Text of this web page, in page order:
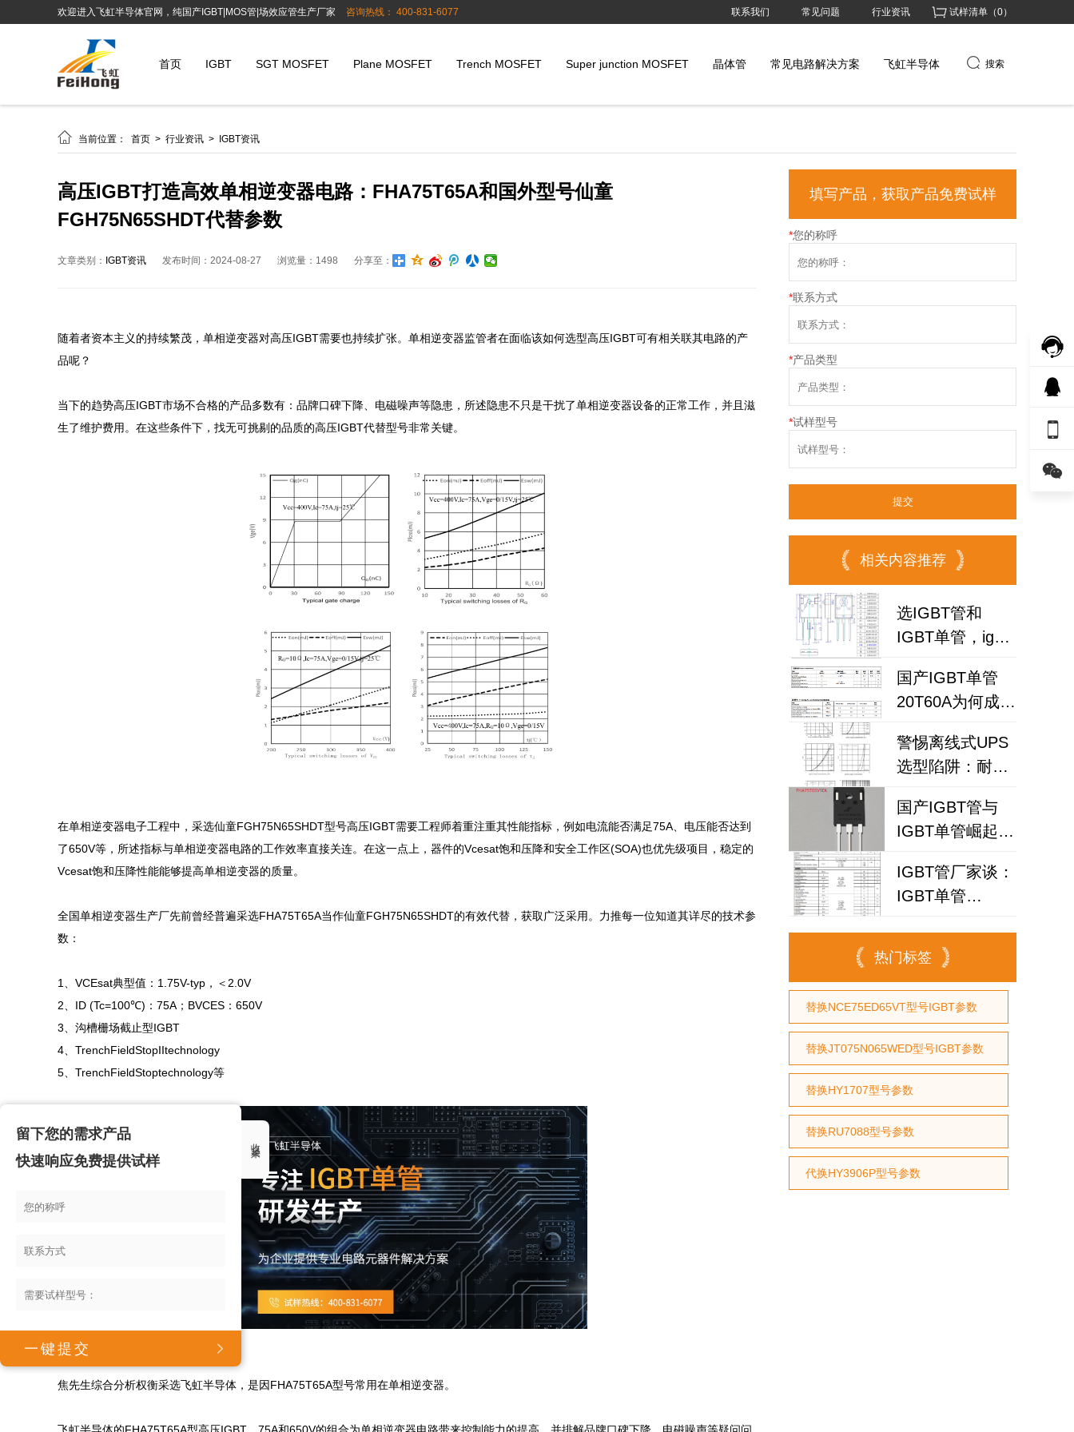
欢迎进入飞虹半导体官网，纯国产IGBT|MOS管|场效应管生产厂家 咨询热线： 400-831-6077 联系我们 常见问题 行业资讯 试样清单（0）
首页 IGBT SGT MOSFET Plane MOSFET Trench MOSFET Super junction MOSFET 晶体管 常见电路解决方案 飞虹半导体 搜索
 当前位置： 首页 > 行业资讯 > IGBT资讯
高压IGBT打造高效单相逆变器电路：FHA75T65A和国外型号仙童
FGH75N65SHDT代替参数
文章类别： IGBT资讯 发布时间：2024-08-27 浏览量：1498 分享至：
随着者资本主义的持续繁茂，单相逆变器对高压IGBT需要也持续扩张。单相逆变器监管者在面临该如何选型高压IGBT可有相关联其电路的产
品呢？
当下的趋势高压IGBT市场不合格的产品多数有：品牌口碑下降、电磁噪声等隐患，所述隐患不只是干扰了单相逆变器设备的正常工作，并且滋
生了维护费用。在这些条件下，找无可挑剔的品质的高压IGBT代替型号非常关键。
在单相逆变器电子工程中，采选仙童FGH75N65SHDT型号高压IGBT需要工程师着重注重其性能指标，例如电流能否满足75A、电压能否达到
了650V等，所述指标与单相逆变器电路的工作效率直接关连。在这一点上，器件的Vcesat饱和压降和安全工作区(SOA)也优先级项目，稳定的
Vcesat饱和压降性能能够提高单相逆变器的质量。
全国单相逆变器生产厂先前曾经普遍采选FHA75T65A当作仙童FGH75N65SHDT的有效代替，获取广泛采用。力推每一位知道其详尽的技术参
数：
1、VCEsat典型值：1.75V-typ，＜2.0V
2、ID (Tc=100℃)：75A；BVCES：650V
3、沟槽栅场截止型IGBT
4、TrenchFieldStopIItechnology
5、TrenchFieldStoptechnology等
焦先生综合分析权衡采选飞虹半导体，是因FHA75T65A型号常用在单相逆变器。
填写产品，获取产品免费试样
*您的称呼
*联系方式
*产品类型
*试样型号
相关内容推荐
选IGBT管和
IGBT单管，igbt
点建议
国产IGBT单管
20T60A为何成为
能电源优选？
警惕离线式UPS
选型陷阱：耐压
FHA25T120A如
何破解散热失效
风险？
国产IGBT管与
IGBT单管崛起：
为何赢得工程师
青睐？igbt单管
IGBT管厂家谈：
IGBT单管
代替仙童
热门标签
替换NCE75ED65VT型号IGBT参数
替换JT075N065WED型号IGBT参数
替换HY1707型号参数
替换RU7088型号参数
代换HY3906P型号参数


留下您的需求产品
快速响应免费提供试样